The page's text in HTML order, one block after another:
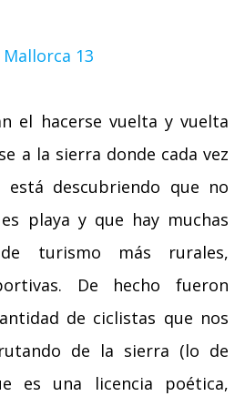
el hacerse vuelta y vuelta
a la sierra donde cada vez
descubriendo que no
playa y que hay muchas
turismo más rurales,
De hecho fueron
de ciclistas que nos
de la sierra (lo de
es una licencia poética,